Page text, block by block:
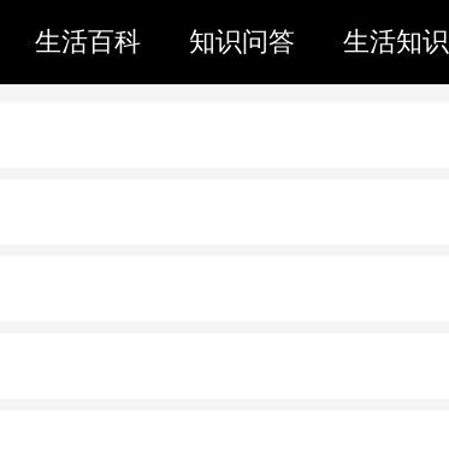
生活百科 知识问答 生活知识